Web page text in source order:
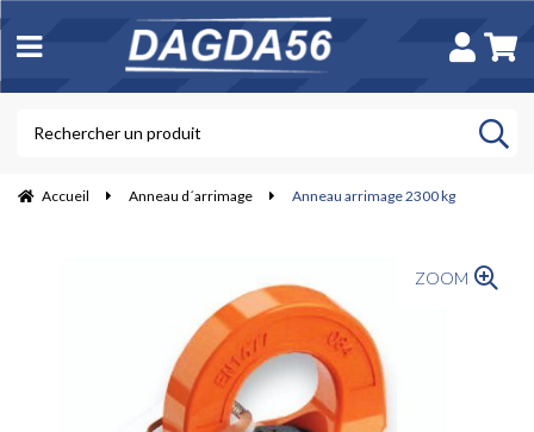
Accueil Anneau d´arrimage Anneau arrimage 2300 kg
ZOOM